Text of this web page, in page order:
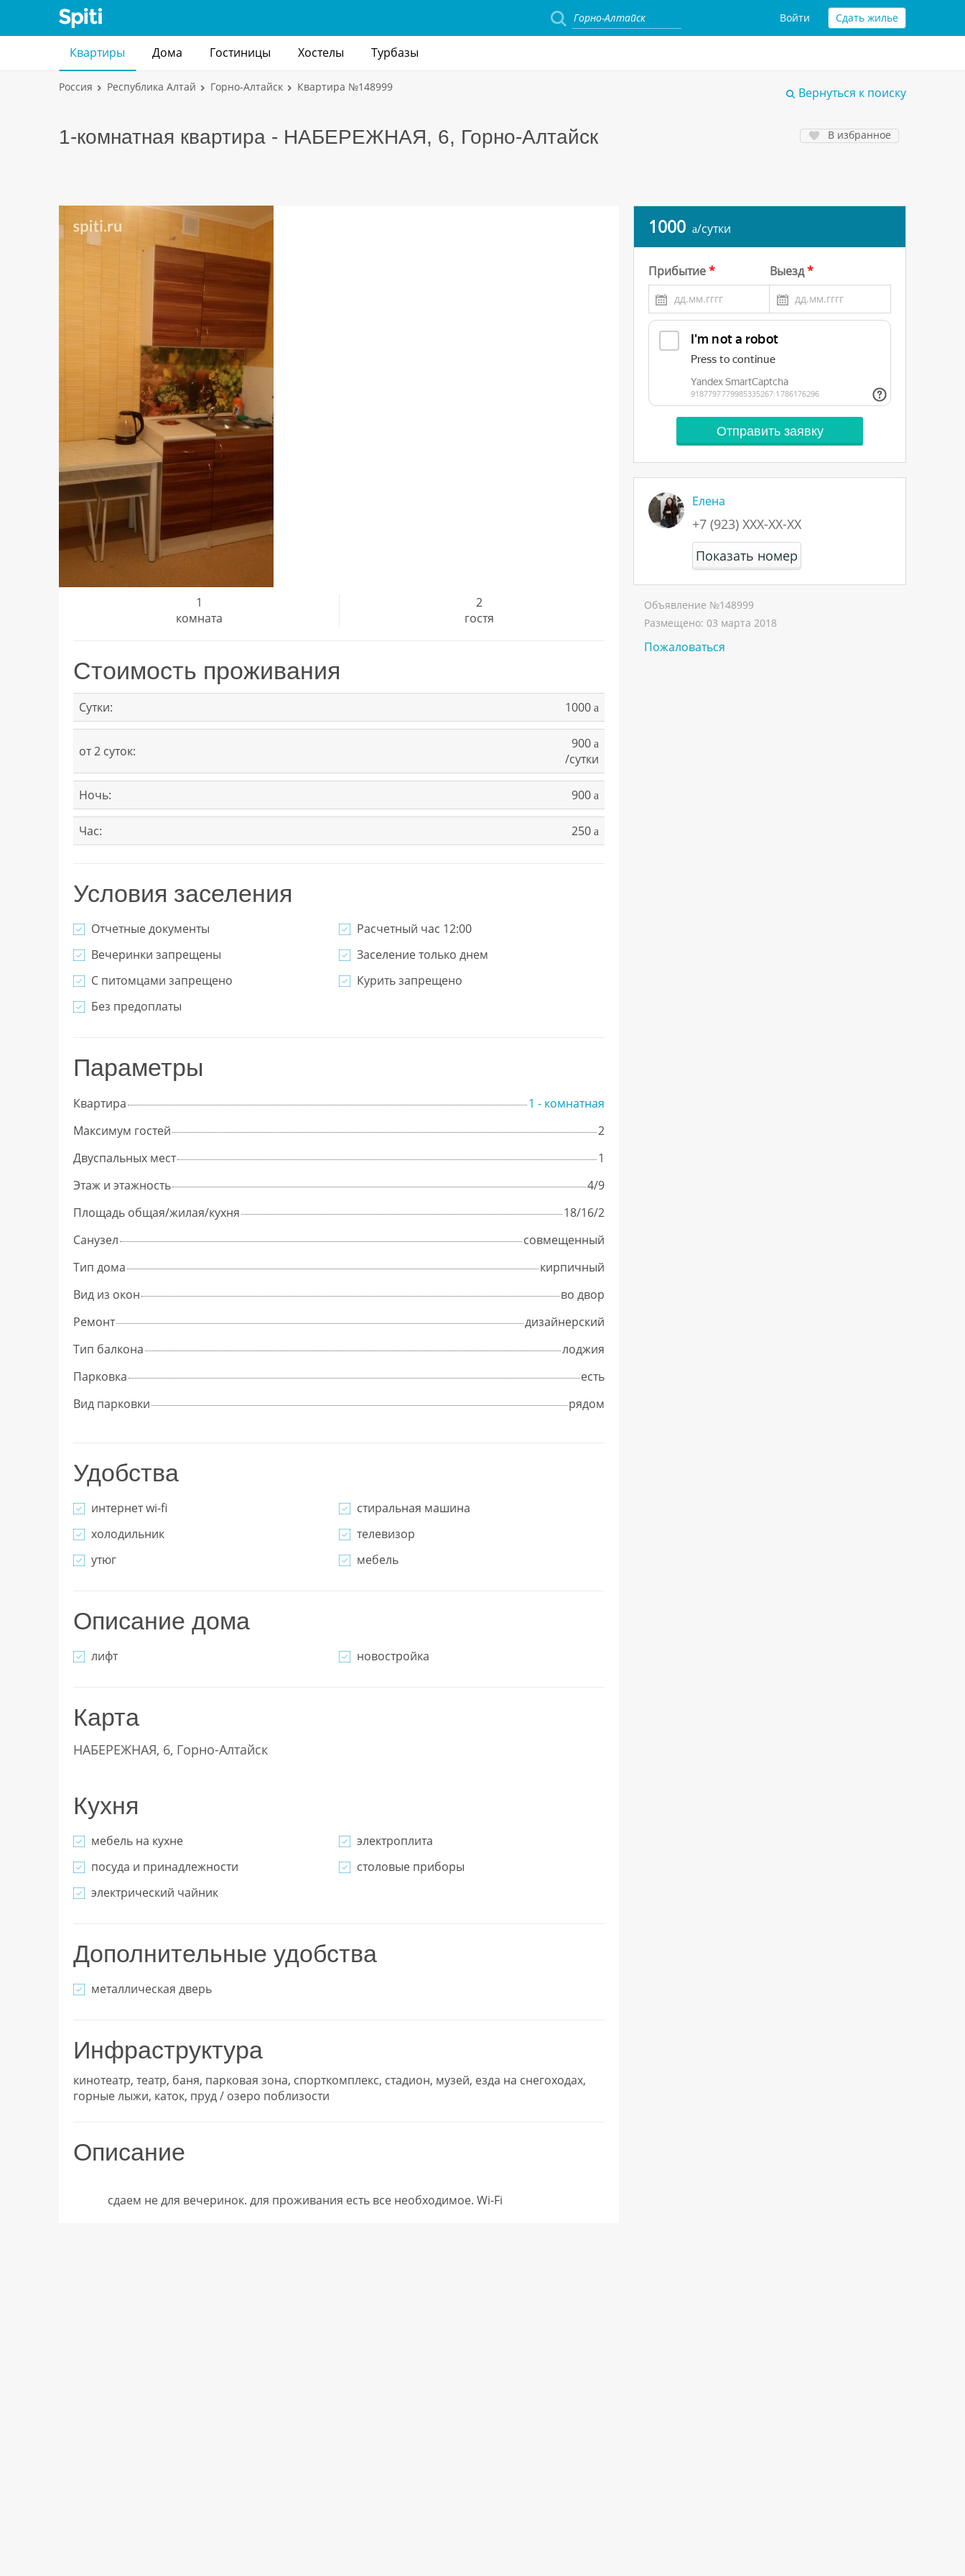
Войти Сдать жилье
Квартиры Дома Гостиницы Хостелы Турбазы
Россия Республика Алтай Горно-Алтайск Квартира №148999 Вернуться к поиску
1-комнатная квартира - НАБЕРЕЖНАЯ, 6, Горно-Алтайск В избранное
1
комната
2
гостя
1000 a/сутки
Прибытие Выезд
Елена
+7 (923) XXX-XX-XX
Показать номер
Объявление №148999
Размещено: 03 марта 2018
Пожаловаться
Стоимость проживания
Сутки: 1000 a
от 2 суток: 900 a
/сутки
Ночь: 900 a
Час: 250 a
Условия заселения
Отчетные документы
Расчетный час 12:00
Вечеринки запрещены
Заселение только днем
С питомцами запрещено
Курить запрещено
Без предоплаты
Параметры
Квартира
1 - комнатная
Максимум гостей
2
Двуспальных мест
1
Этаж и этажность
4/9
Площадь общая/жилая/кухня
18/16/2
Cанузел
совмещенный
Тип дома
кирпичный
Вид из окон
во двор
Ремонт
дизайнерский
Тип балкона
лоджия
Парковка
есть
Вид парковки
рядом
Удобства
интернет wi-fi
стиральная машина
холодильник
телевизор
утюг
мебель
Описание дома
лифт новостройка
Карта
НАБЕРЕЖНАЯ, 6, Горно-Алтайск
Кухня
мебель на кухне
электроплита
посуда и принадлежности
столовые приборы
электрический чайник
Дополнительные удобства
металлическая дверь
Инфраструктура
кинотеатр, театр, баня, парковая зона, спорткомплекс, стадион, музей, езда на снегоходах,
горные лыжи, каток, пруд / озеро поблизости
Описание
            сдаем не для вечеринок. для проживания есть все необходимое. Wi-Fi